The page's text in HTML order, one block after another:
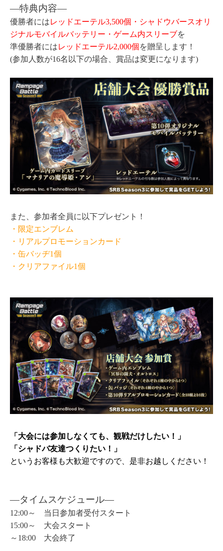
―特典内容―
優勝者にはレッドエーテル3,500個・シャドウバースオリ
ジナルモバイルバッテリー・ゲーム内スリーブを
準優勝者にはレッドエーテル2,000個を贈呈します！
(参加人数が16名以下の場合、賞品は変更になります)
また、参加者全員に以下プレゼント！
・限定エンブレム
・リアルプロモーションカード
・缶バッヂ1個
・クリアファイル1個
「大会には参加しなくても、観戦だけしたい！」
「シャドバ友達つくりたい！」
というお客様も大歓迎ですので、是非お越しください！
―タイムスケジュール―
12:00～ 当日参加者受付スタート
15:00～ 大会スタート
～18:00 大会終了